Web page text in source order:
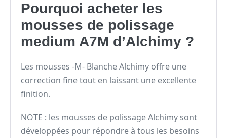
Pourquoi acheter les
mousses de polissage
medium A7M d’Alchimy ?
Les mousses -M- Blanche Alchimy offre une
correction fine tout en laissant une excellente
finition.
NOTE : les mousses de polissage Alchimy sont
développées pour répondre à tous les besoins